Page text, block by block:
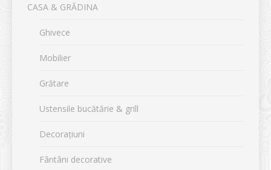
CASA & GRĂDINA
Ghivece
Mobilier
Grătare
Ustensile bucătărie & grill
Decorațiuni
Fântâni decorative